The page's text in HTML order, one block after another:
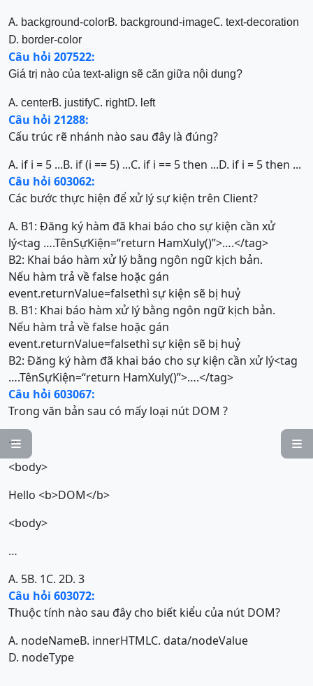


A. background-colorB. background-imageC. text-decoration
D. border-color
Câu hỏi 207522:
Giá trị nào của text-align sẽ căn giữa nội dung?
A. centerB. justifyC. rightD. left
Câu hỏi 21288:
Cấu trúc rẽ nhánh nào sau đây là đúng?
A. if i = 5 ...B. if (i == 5) ...C. if i == 5 then ...D. if i = 5 then ...
Câu hỏi 603062:
Các bước thực hiện để xử lý sự kiện trên Client?
A. B1: Đăng ký hàm đã khai báo cho sự kiện cần xử
lý<tag ….TênSựKiện=“return HamXuly()”>….</tag>
B2: Khai báo hàm xử lý bằng ngôn ngữ kịch bản.
Nếu hàm trả về false hoặc gán
event.returnValue=falsethì sự kiện sẽ bị huỷ
B. B1: Khai báo hàm xử lý bằng ngôn ngữ kịch bản.
Nếu hàm trả về false hoặc gán
event.returnValue=falsethì sự kiện sẽ bị huỷ
B2: Đăng ký hàm đã khai báo cho sự kiện cần xử lý<tag
….TênSựKiện=“return HamXuly()”>….</tag>
Câu hỏi 603067:
Trong văn bản sau có mấy loại nút DOM ?
…
<body>
Hello <b>DOM</b>
<body>
…
A. 5B. 1C. 2D. 3
Câu hỏi 603072:
Thuộc tính nào sau đây cho biết kiểu của nút DOM?
A. nodeNameB. innerHTMLC. data/nodeValue
D. nodeType